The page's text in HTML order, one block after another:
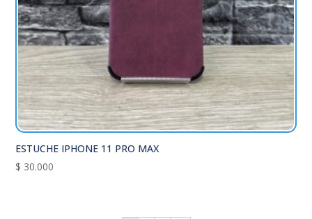
ESTUCHE IPHONE 11 PRO MAX
$ 30.000